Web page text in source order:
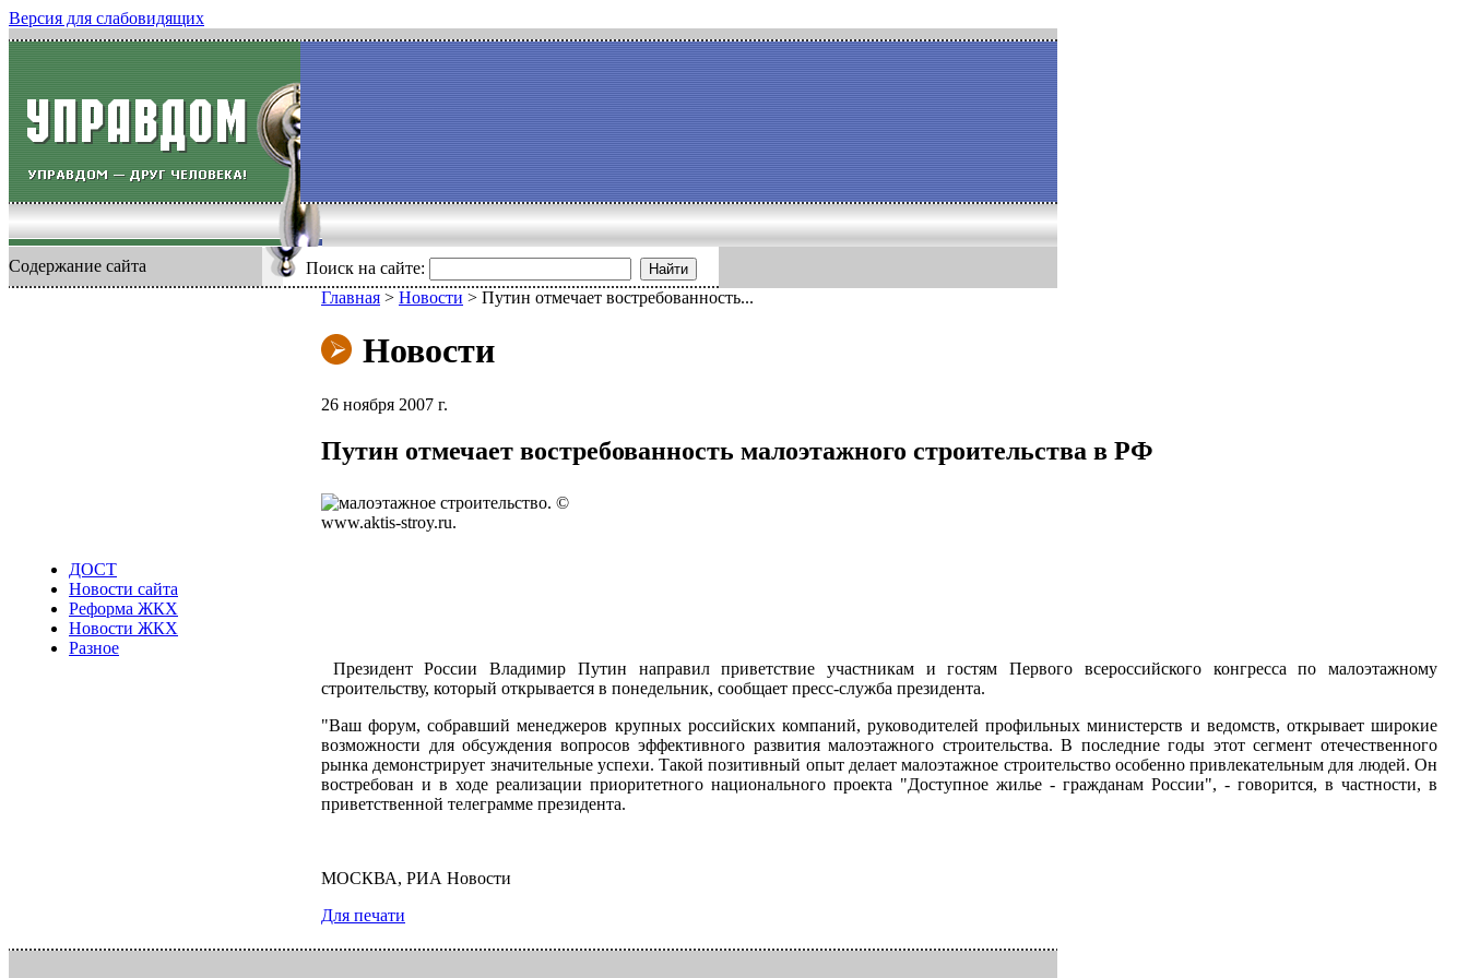
Версия для слабовидящих
Содержание сайта Поиск на сайте: Найти
ДОСТ
Новости сайта
Реформа ЖКХ
Новости ЖКХ
Разное
Главная > Новости > Путин отмечает востребованность...
Новости
26 ноября 2007 г.
Путин отмечает востребованность малоэтажного строительства в РФ
Президент России Владимир Путин направил приветствие участникам и гостям Первого всероссийского конгресса по малоэтажному
строительству, который открывается в понедельник, сообщает пресс-служба президента.
"Ваш форум, собравший менеджеров крупных российских компаний, руководителей профильных министерств и ведомств, открывает широкие
возможности для обсуждения вопросов эффективного развития малоэтажного строительства. В последние годы этот сегмент отечественного
рынка демонстрирует значительные успехи. Такой позитивный опыт делает малоэтажное строительство особенно привлекательным для людей. Он
востребован и в ходе реализации приоритетного национального проекта "Доступное жилье - гражданам России", - говорится, в частности, в
приветственной телеграмме президента.
МОСКВА, РИА Новости
Для печати